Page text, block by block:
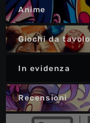
Anime
Giochi da tavolo
In evidenza
Recensioni